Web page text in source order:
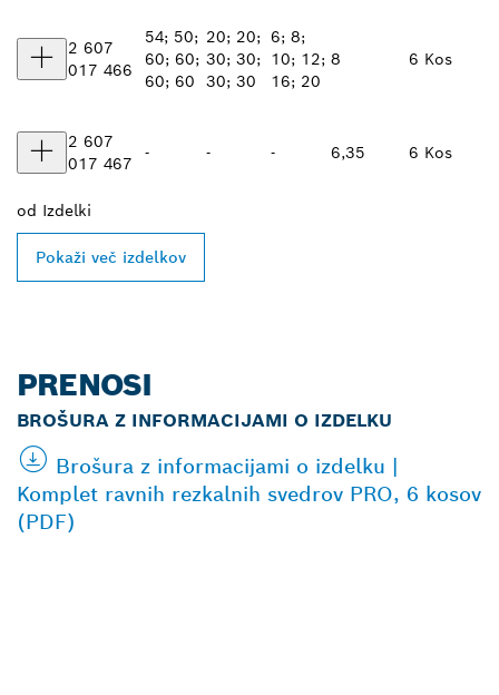
2 607
017 466
54; 50;
60; 60;
60; 60
20; 20;
30; 30;
30; 30
6; 8;
10; 12;
16; 20
8 6 Kos
2 607
017 467
- - - 6,35 6 Kos
od Izdelki
Pokaži več izdelkov
PRENOSI
BROŠURA Z INFORMACIJAMI O IZDELKU
Brošura z informacijami o izdelku |
Komplet ravnih rezkalnih svedrov PRO, 6 kosov
(PDF)